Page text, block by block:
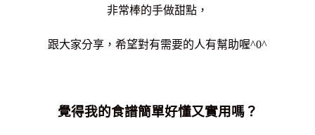
非常棒的手做甜點，
跟大家分享，希望對有需要的人有幫助喔^0^
覺得我的食譜簡單好懂又實用嗎？